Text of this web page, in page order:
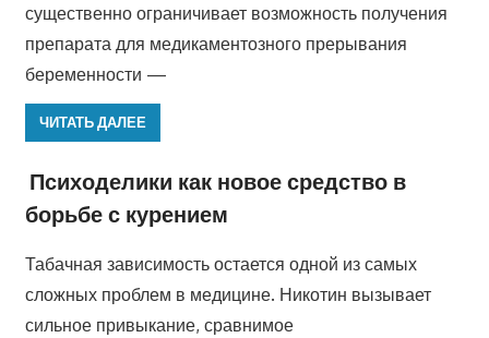
существенно ограничивает возможность получения
препарата для медикаментозного прерывания
беременности —
ЧИТАТЬ ДАЛЕЕ
Психоделики как новое средство в
борьбе с курением
Табачная зависимость остается одной из самых
сложных проблем в медицине. Никотин вызывает
сильное привыкание, сравнимое